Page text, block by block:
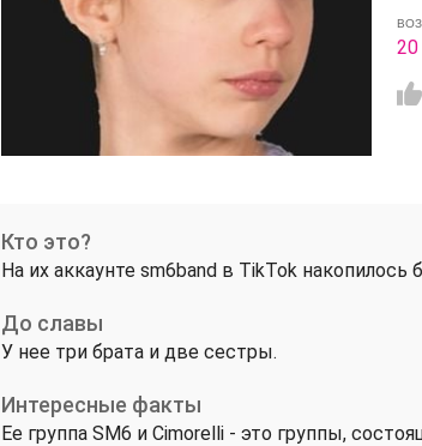
20
Кто это?
На их аккаунте sm6band в TikTok накопилось
До славы
У нее три брата и две сестры.
Интересные факты
Ее группа SM6 и Cimorelli - это группы,